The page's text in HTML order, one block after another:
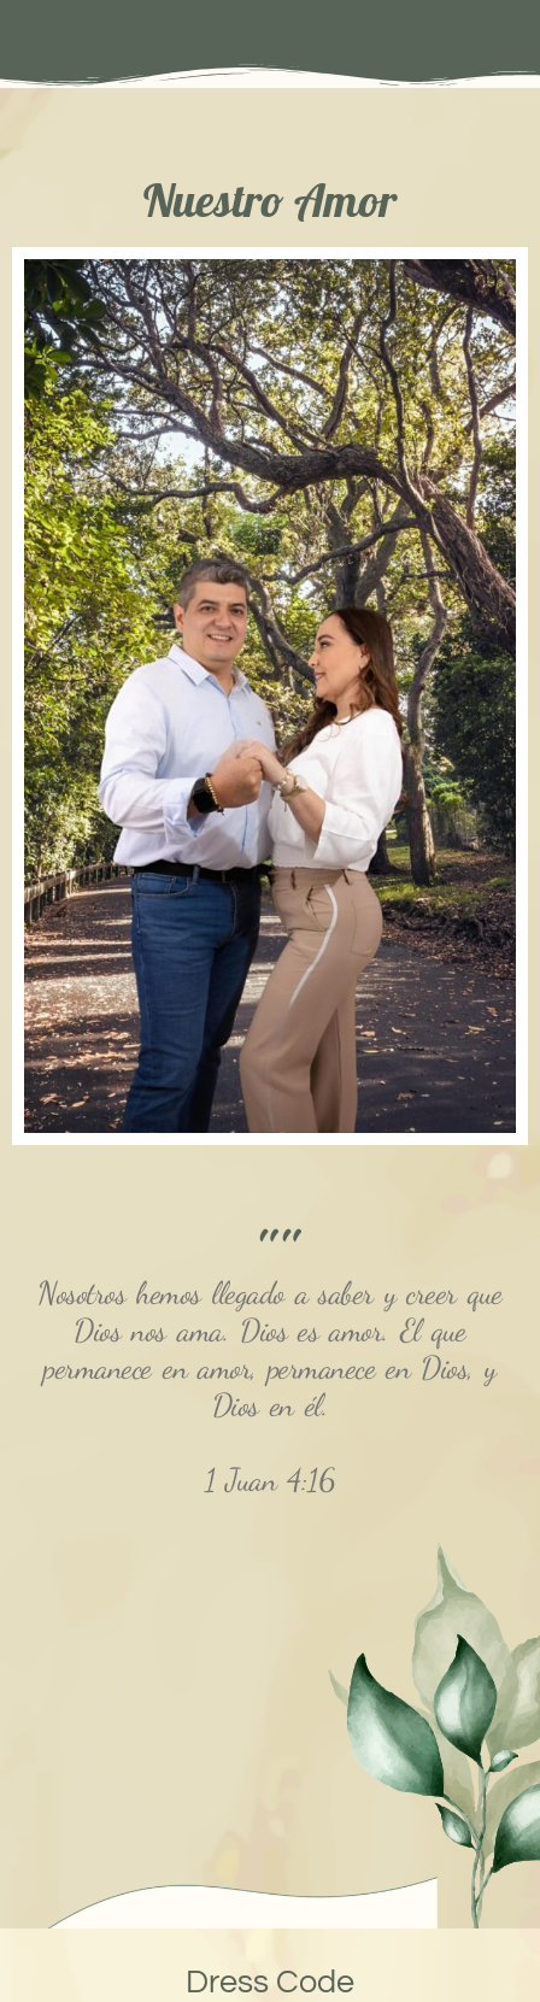
Nuestro Amor
""
Nosotros hemos llegado a saber y creer que
Dios nos ama. Dios es amor. El que
permanece en amor, permanece en Dios, y
Dios en él.
1 Juan 4:16
Dress Code